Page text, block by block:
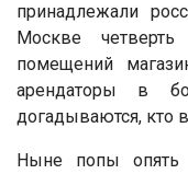
принадлежали
Москве
помещений
арендаторы в
догадываются, кто
Ныне попы опять